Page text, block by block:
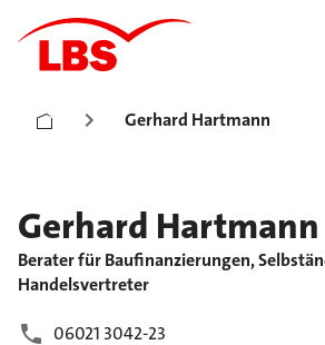
Gerhard Hartmann
Gerhard Hartmann
Berater für Baufinanzierungen,
Handelsvertreter
06021 3042-23